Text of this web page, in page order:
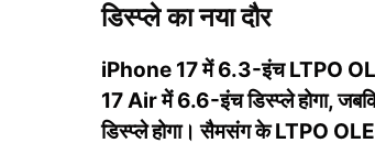
डिस्प्ले का नया दौर
iPhone 17 में 6.3-इंच LTPO
17 Air में 6.6-इंच डिस्प्ले होगा,
डिस्प्ले होगा। सैमसंग के LTPO